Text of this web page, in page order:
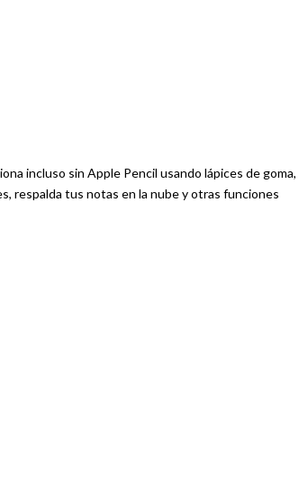
incluso sin Apple Pencil usando lápices de goma,
respalda tus notas en la nube y otras funciones